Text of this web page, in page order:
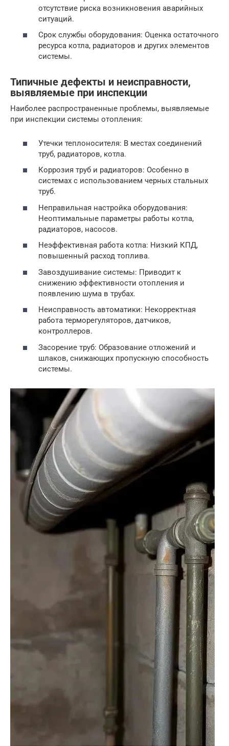
отсутствие риска возникновения аварийных
ситуаций.
Срок службы оборудования: Оценка остаточного
ресурса котла, радиаторов и других элементов
системы.
Типичные дефекты и неисправности,
выявляемые при инспекции
Наиболее распространенные проблемы, выявляемые
при инспекции системы отопления:
Утечки теплоносителя: В местах соединений
труб, радиаторов, котла.
Коррозия труб и радиаторов: Особенно в
системах с использованием черных стальных
труб.
Неправильная настройка оборудования:
Неоптимальные параметры работы котла,
радиаторов, насосов.
Неэффективная работа котла: Низкий КПД,
повышенный расход топлива.
Завоздушивание системы: Приводит к
снижению эффективности отопления и
появлению шума в трубах.
Неисправность автоматики: Некорректная
работа терморегуляторов, датчиков,
контроллеров.
Засорение труб: Образование отложений и
шлаков, снижающих пропускную способность
системы.